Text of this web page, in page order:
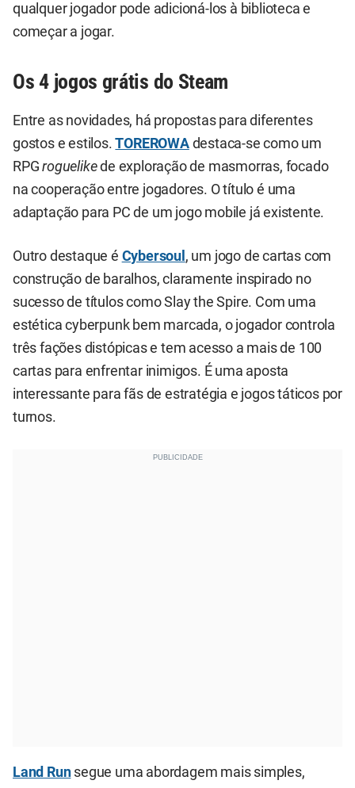
qualquer jogador pode adicioná-los à biblioteca e
começar a jogar.
Os 4 jogos grátis do Steam
Entre as novidades, há propostas para diferentes
gostos e estilos.TOREROWAdestaca-se como um
RPGroguelikede exploração de masmorras, focado
na cooperação entre jogadores. O título é uma
adaptação para PC de um jogo mobile já existente.
Outro destaque é Cybersoul , um jogo de cartas com
construção de baralhos, claramente inspirado no
sucesso de títulos como Slay the Spire. Com uma
estética cyberpunk bem marcada, o jogador controla
três fações distópicas e tem acesso a mais de 100
cartas para enfrentar inimigos. É uma aposta
interessante para fãs de estratégia e jogos táticos por
turnos.
Land Runsegue uma abordagem mais simples,